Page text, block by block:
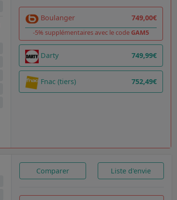
Boulanger 749,00€
-5% supplémentaires avec le code GAM5
Darty 749,99€
Fnac (tiers) 752,49€
Comparer Liste d'envie